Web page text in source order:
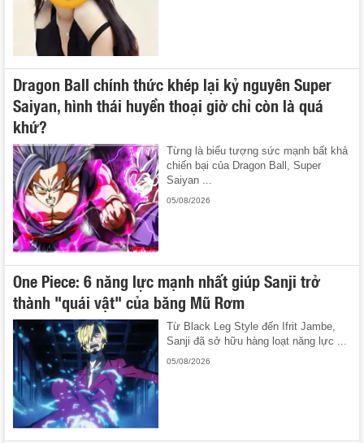
Dragon Ball chính thức khép lại kỷ nguyên Super
Saiyan, hình thái huyền thoại giờ chỉ còn là quá
khứ?
Từng là biểu tượng sức mạnh bất khả
chiến bại của Dragon Ball, Super
Saiyan ...
05/08/2026
One Piece: 6 năng lực mạnh nhất giúp Sanji trở
thành "quái vật" của băng Mũ Rơm
Từ Black Leg Style đến Ifrit Jambe,
Sanji đã sở hữu hàng loạt năng lực ...
05/08/2026